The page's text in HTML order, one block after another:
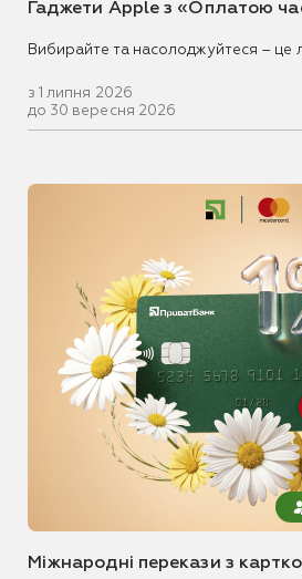
Гаджети Apple з «Оплатою
Вибирайте та насолоджуйтеся – це
з 1 липня 2026
до 30 вересня 2026
Міжнародні перекази з